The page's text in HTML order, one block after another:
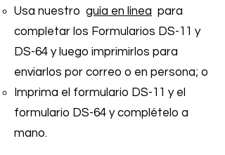
Usa nuestro guía en línea para
completar los Formularios DS-11 y
DS-64 y luego imprimirlos para
enviarlos por correo o en persona; o
Imprima el formulario DS-11 y el
formulario DS-64 y complételo a
mano.